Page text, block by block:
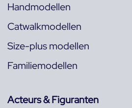
Handmodellen
Catwalkmodellen
Size-plus modellen
Familiemodellen
Acteurs & Figuranten